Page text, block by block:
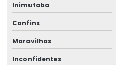
Inimutaba
Confins
Maravilhas
Inconfidentes